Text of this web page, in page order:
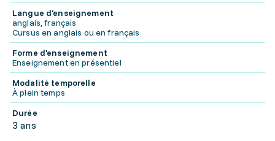
Langue d'enseignement
anglais, français
Cursus en anglais ou en français
Forme d'enseignement
Enseignement en présentiel
Modalité temporelle
À plein temps
Durée
3 ans